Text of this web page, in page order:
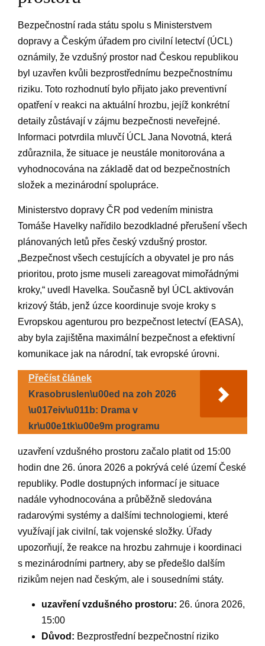
Bezpečnostní rada státu​ spolu s Ministerstvem⁤
dopravy ⁤a Českým úřadem pro civilní ‍letectví​ (ÚCL)
⁤oznámily, že ‍vzdušný prostor nad Českou republikou
byl uzavřen kvůli bezprostřednímu bezpečnostnímu
riziku.‍ Toto rozhodnutí bylo ⁢přijato jako preventivní
opatření v reakci na aktuální hrozbu, jejíž konkrétní
detaily zůstávají ⁣v zájmu bezpečnosti neveřejné.
Informaci potvrdila mluvčí ÚCL Jana Novotná,⁢ která​
zdůraznila, že ‍situace je neustále monitorována a
vyhodnocována na základě dat od bezpečnostních⁢
složek‍ a ​mezinárodní‌ spolupráce.
Ministerstvo dopravy ČR ⁤pod‍ vedením ministra
Tomáše Havelky nařídilo bezodkladné přerušení všech
⁣plánovaných letů přes český ⁢vzdušný​ prostor.
⁣„Bezpečnost⁢ všech cestujících a⁢ obyvatel je pro ​nás
prioritou, ​proto jsme museli ​zareagovat⁤ mimořádnými⁣
kroky,“⁣ uvedl ‌Havelka. Současně byl ÚCL aktivován
krizový štáb, jenž‌ úzce ⁣koordinuje svoje kroky⁤ s
‍Evropskou ‍agenturou pro bezpečnost letectví ‌(EASA),
aby byla zajištěna maximální​ bezpečnost a efektivní
⁢komunikace jak na národní, tak evropské úrovni.
Přečíst článek
Krasobruslen\u00ed na zoh 2026
\u017eiv\u011b: Drama v
kr\u00e1tk\u00e9m programu
uzavření vzdušného prostoru začalo⁣ platit​ od 15:00
hodin‌ dne ​26. února 2026 ​a pokrývá celé ‍území České
republiky. Podle⁤ dostupných informací je ‌situace
⁣nadále ⁢vyhodnocována a průběžně sledována‍
radarovými​ systémy a dalšími technologiemi, které
využívají jak ⁤civilní, tak vojenské složky. ‌Úřady
⁤upozorňují, že‌ reakce na hrozbu zahrnuje i koordinaci
s mezinárodními partnery, aby⁤ se předešlo ⁢dalším
rizikům nejen nad ⁢českým,‌ ale i sousedními státy.
uzavření ⁢vzdušného prostoru: 26. února⁢ 2026,
15:00
Důvod: ⁣Bezprostřední bezpečnostní​ riziko